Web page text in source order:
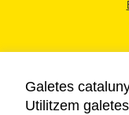
Galetes
Utilitzem